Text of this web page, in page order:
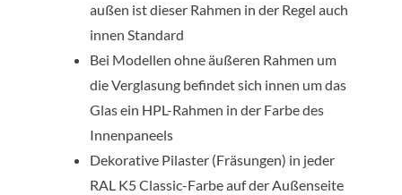
außen ist dieser Rahmen in der Regel auch
innen Standard
Bei Modellen ohne äußeren Rahmen um
die Verglasung befindet sich innen um das
Glas ein HPL-Rahmen in der Farbe des
Innenpaneels
Dekorative Pilaster (Fräsungen) in jeder
RAL K5 Classic-Farbe auf der Außenseite